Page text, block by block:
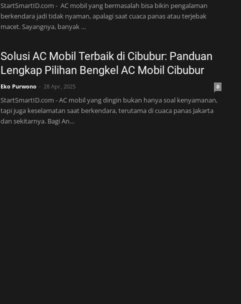
StartSmartID.com - AC mobil yang bermasalah bisa bikin pengalaman
berkendara jadi tidak nyaman, apalagi saat cuaca panas atau terjebak
macet. Sayangnya, banyak …
Solusi AC Mobil Terbaik di Cibubur: Panduan
Lengkap Pilihan Bengkel AC Mobil Cibubur
Eko Purwono 28 Apr, 2025 0
StartSmartID.com - AC mobil yang dingin bukan hanya soal kenyamanan,
tapi juga keselamatan saat berkendara, terutama di cuaca panas Jakarta
dan sekitarnya. Bagi An…